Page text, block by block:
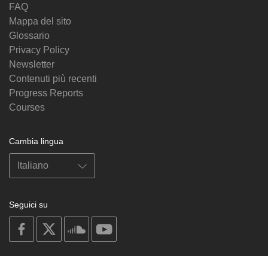
FAQ
Mappa del sito
Glossario
Privacy Policy
Newsletter
Contenuti più recenti
Progress Reports
Courses
Cambia lingua
Seguici su
on
facebook
soundcloud